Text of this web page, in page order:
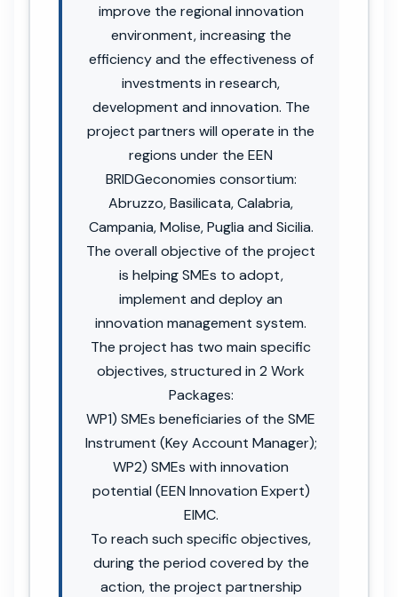
improve the regional innovation
environment, increasing the
efficiency and the effectiveness of
investments in research,
development and innovation. The
project partners will operate in the
regions under the EEN
BRIDGeconomies consortium:
Abruzzo, Basilicata, Calabria,
Campania, Molise, Puglia and Sicilia.
The overall objective of the project
is helping SMEs to adopt,
implement and deploy an
innovation management system.
The project has two main specific
objectives, structured in 2 Work
Packages:
WP1) SMEs beneficiaries of the SME
Instrument (Key Account Manager);
WP2) SMEs with innovation
potential (EEN Innovation Expert)
EIMC.
To reach such specific objectives,
during the period covered by the
action, the project partnership